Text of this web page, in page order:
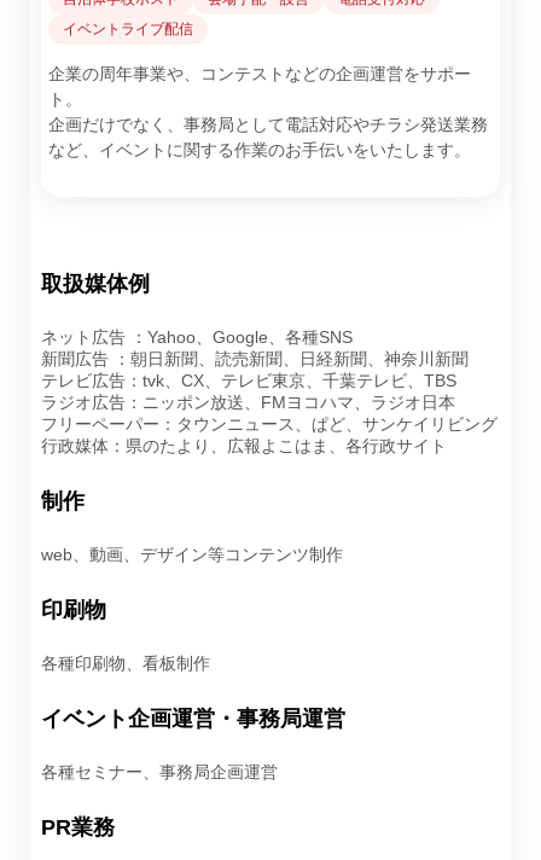
イベントライブ配信
企業の周年事業や、コンテストなどの企画運営をサポー
ト。
企画だけでなく、事務局として電話対応やチラシ発送業務
など、イベントに関する作業のお手伝いをいたします。
取扱媒体例
ネット広告 ：Yahoo、Google、各種SNS
新聞広告 ：朝日新聞、読売新聞、日経新聞、神奈川新聞
テレビ広告：tvk、CX、テレビ東京、千葉テレビ、TBS
ラジオ広告：ニッポン放送、FMヨコハマ、ラジオ日本
フリーペーパー：タウンニュース、ぱど、サンケイリビング
行政媒体：県のたより、広報よこはま、各行政サイト
制作
web、動画、デザイン等コンテンツ制作
印刷物
各種印刷物、看板制作
イベント企画運営・事務局運営
各種セミナー、事務局企画運営
PR業務